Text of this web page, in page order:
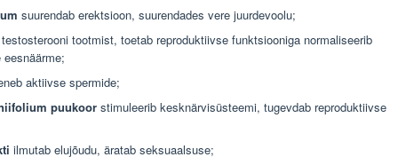
suurendab erektsioon, suurendades vere juurdevoolu;
tootmist, toetab reproduktiivse funktsiooniga normaliseerib
aktiivse spermide;
puukoor stimuleerib kesknärvisüsteemi, tugevdab reproduktiivse
ilmutab elujõudu, äratab seksuaalsuse;